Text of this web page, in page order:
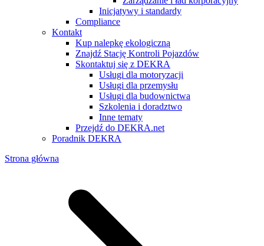
Inicjatywy i standardy
Compliance
Kontakt
Kup nalepkę ekologiczną
Znajdź Stację Kontroli Pojazdów
Skontaktuj się z DEKRA
Usługi dla motoryzacji
Usługi dla przemysłu
Usługi dla budownictwa
Szkolenia i doradztwo
Inne tematy
Przejdź do DEKRA.net
Poradnik DEKRA
Strona główna